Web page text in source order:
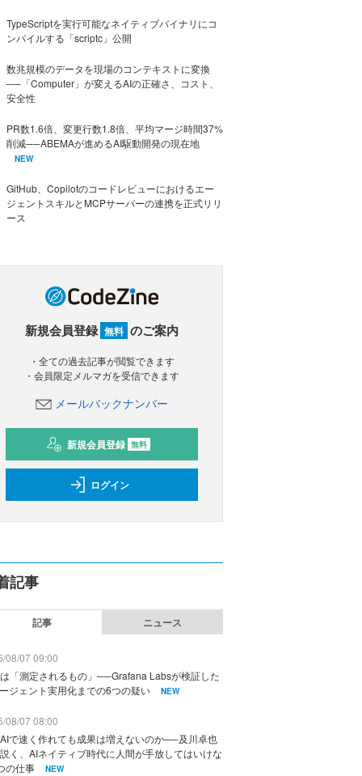
TypeScriptを実行可能なネイティブバイナリにコ
ンパイルする「scriptc」公開
数兆規模のデータを現場のコンテキストに変換
──「Computer」が変えるAIの正確さ、コスト、
安全性
PR数1.6倍、変更行数1.8倍、平均マージ時間37%
削減──ABEMAが進めるAI駆動開発の現在地
NEW
GitHub、Copilotのコードレビューにおけるエー
ジェントスキルとMCPサーバーの連携を正式リリ
ース
新規会員登録 無料 のご案内
・全ての過去記事が閲覧できます
・会員限定メルマガを受信できます
メールバックナンバー
新規会員登録 無料
ログイン
記事
記事 ニュース
08/07 09:00
「測定されるもの」──Grafana Labsが検証した
ジェント実用化までの6つの疑い
NEW
08/07 08:00
で速く作れても成果は増えないのか──及川卓也
く、AIネイティブ時代に人間が手放してはいけな
の仕事
NEW